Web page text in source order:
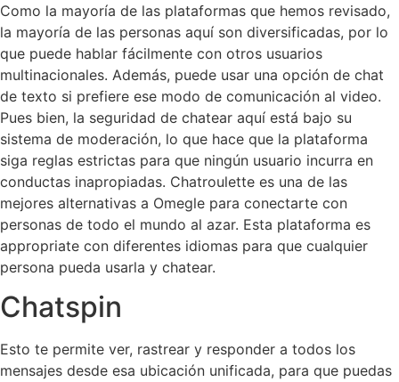
Como la mayoría de las plataformas que hemos revisado,
la mayoría de las personas aquí son diversificadas, por lo
que puede hablar fácilmente con otros usuarios
multinacionales. Además, puede usar una opción de chat
de texto si prefiere ese modo de comunicación al video.
Pues bien, la seguridad de chatear aquí está bajo su
sistema de moderación, lo que hace que la plataforma
siga reglas estrictas para que ningún usuario incurra en
conductas inapropiadas. Chatroulette es una de las
mejores alternativas a Omegle para conectarte con
personas de todo el mundo al azar. Esta plataforma es
appropriate con diferentes idiomas para que cualquier
persona pueda usarla y chatear.
Chatspin
Esto te permite ver, rastrear y responder a todos los
mensajes desde esa ubicación unificada, para que puedas